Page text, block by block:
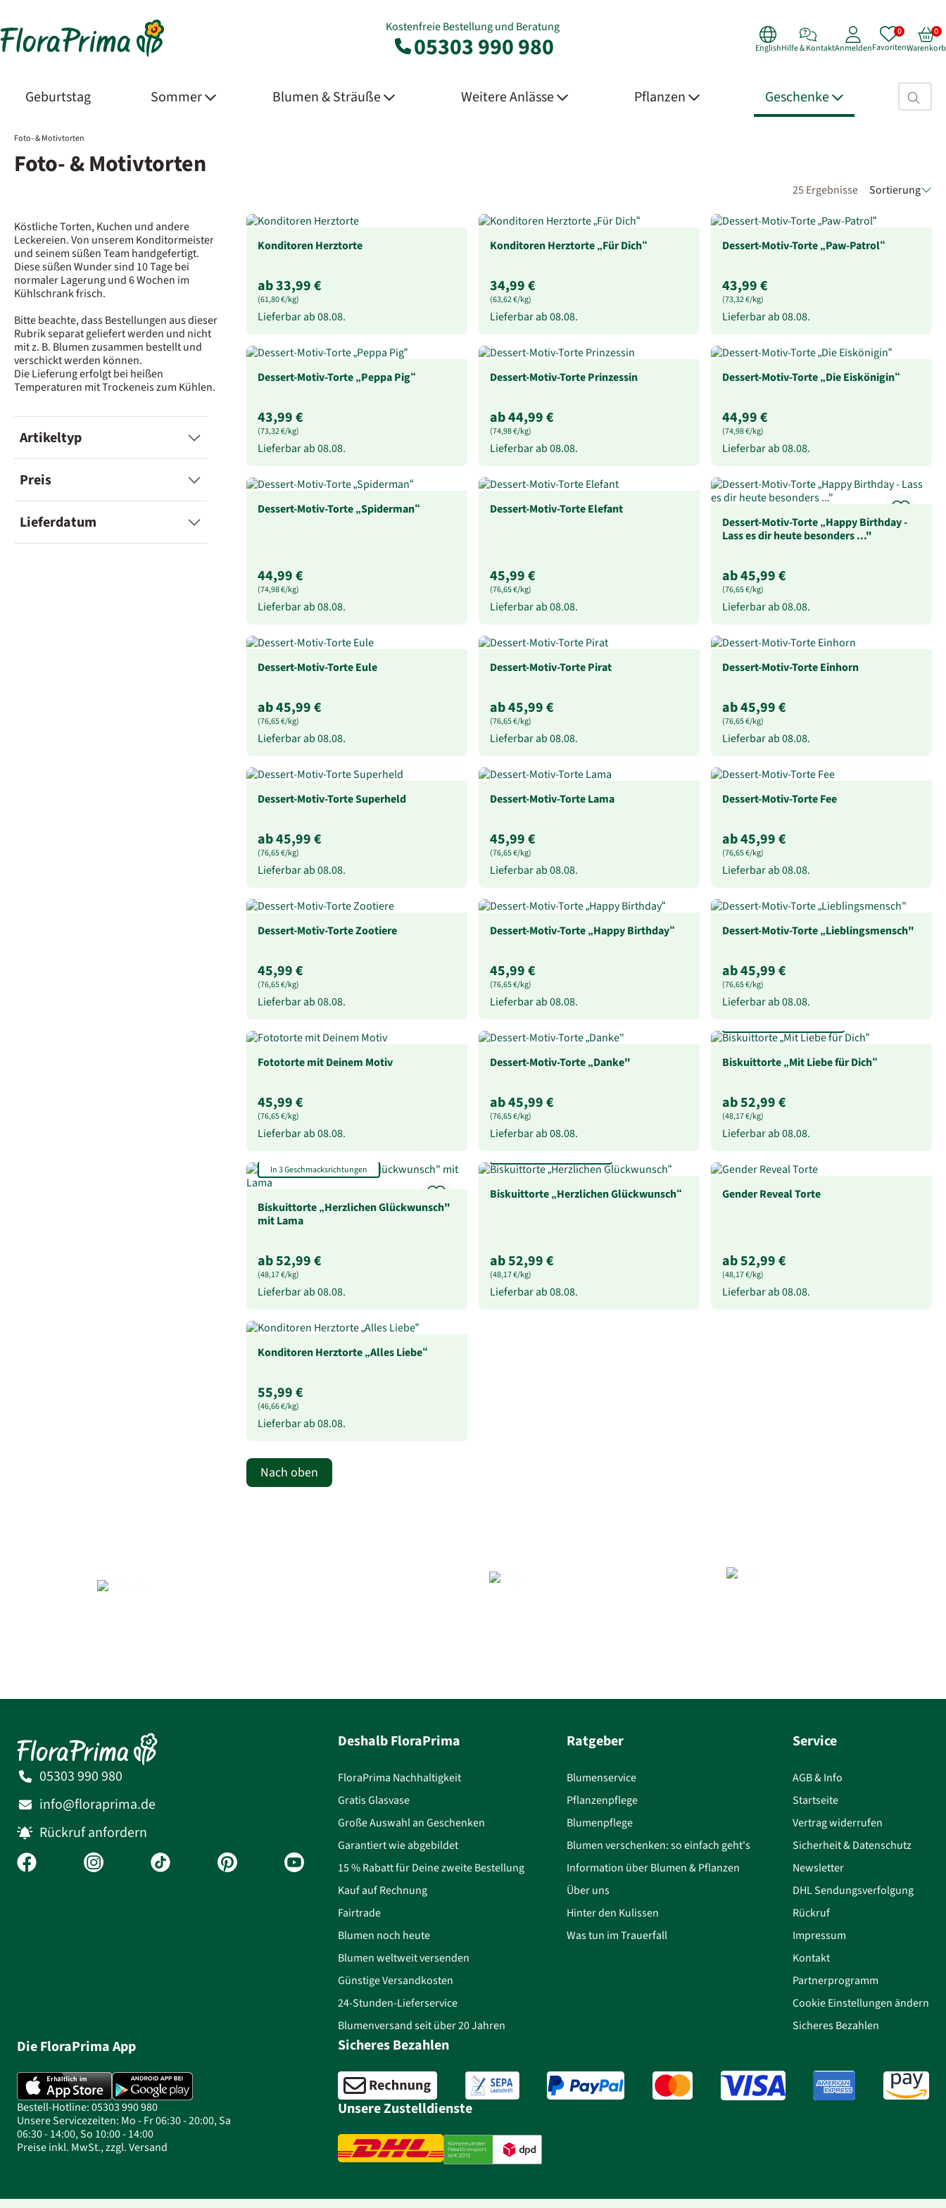
Kostenfreie Bestellung und Beratung
05303 990 980 EnglishHilfe & KontaktAnmeldenFavoritenWarenkorb
Geburtstag Sommer Blumen & Sträuße Weitere Anlässe Pflanzen Geschenke Suchfeld>
Foto- & Motivtorten
Foto- & Motivtorten
25 Ergebnisse Sortierung
Köstliche Torten, Kuchen und andere
Leckereien. Von unserem Konditormeister
und seinem süßen Team handgefertigt.
Diese süßen Wunder sind 10 Tage bei
normaler Lagerung und 6 Wochen im
Kühlschrank frisch.
Bitte beachte, dass Bestellungen aus dieser
Rubrik separat geliefert werden und nicht
mit z. B. Blumen zusammen bestellt und
verschickt werden können.
Die Lieferung erfolgt bei heißen
Temperaturen mit Trockeneis zum Kühlen.
Artikeltyp
Preis
Lieferdatum
Konditoren Herztorte
ab 33,99 €
(61,80 €/kg)
Lieferbar ab08.08.
Konditoren Herztorte „Für Dich“
34,99 €
(63,62 €/kg)
Lieferbar ab08.08.
Dessert-Motiv-Torte „Paw-Patrol“
43,99 €
(73,32 €/kg)
Lieferbar ab08.08.
Dessert-Motiv-Torte „Peppa Pig“
43,99 €
(73,32 €/kg)
Lieferbar ab08.08.
Dessert-Motiv-Torte Prinzessin
ab 44,99 €
(74,98 €/kg)
Lieferbar ab08.08.
Dessert-Motiv-Torte „Die Eiskönigin“
44,99 €
(74,98 €/kg)
Lieferbar ab08.08.
Dessert-Motiv-Torte „Spiderman“
44,99 €
(74,98 €/kg)
Lieferbar ab08.08.
Dessert-Motiv-Torte Elefant
45,99 €
(76,65 €/kg)
Lieferbar ab08.08.
Dessert-Motiv-Torte „Happy Birthday -
Lass es dir heute besonders ..."
ab 45,99 €
(76,65 €/kg)
Lieferbar ab08.08.
Dessert-Motiv-Torte Eule
ab 45,99 €
(76,65 €/kg)
Lieferbar ab08.08.
Dessert-Motiv-Torte Pirat
ab 45,99 €
(76,65 €/kg)
Lieferbar ab08.08.
Dessert-Motiv-Torte Einhorn
ab 45,99 €
(76,65 €/kg)
Lieferbar ab08.08.
Dessert-Motiv-Torte Superheld
ab 45,99 €
(76,65 €/kg)
Lieferbar ab08.08.
Dessert-Motiv-Torte Lama
45,99 €
(76,65 €/kg)
Lieferbar ab08.08.
Dessert-Motiv-Torte Fee
ab 45,99 €
(76,65 €/kg)
Lieferbar ab08.08.
Dessert-Motiv-Torte Zootiere
45,99 €
(76,65 €/kg)
Lieferbar ab08.08.
Dessert-Motiv-Torte „Happy Birthday“
45,99 €
(76,65 €/kg)
Lieferbar ab08.08.
Dessert-Motiv-Torte „Lieblingsmensch"
ab 45,99 €
(76,65 €/kg)
Lieferbar ab08.08.
Fototorte mit Deinem Motiv
45,99 €
(76,65 €/kg)
Lieferbar ab08.08.
Dessert-Motiv-Torte „Danke"
ab 45,99 €
(76,65 €/kg)
Lieferbar ab08.08.
Biskuittorte „Mit Liebe für Dich“
ab 52,99 €
(48,17 €/kg)
Lieferbar ab08.08.
In 3 Geschmacksrichtungen
Biskuittorte „Herzlichen Glückwunsch"
mit Lama
ab 52,99 €
(48,17 €/kg)
Lieferbar ab08.08.
Biskuittorte „Herzlichen Glückwunsch“
ab 52,99 €
(48,17 €/kg)
Lieferbar ab08.08.
Gender Reveal Torte
ab 52,99 €
(48,17 €/kg)
Lieferbar ab08.08.
Konditoren Herztorte „Alles Liebe“
55,99 €
(46,66 €/kg)
Lieferbar ab08.08.
Nach oben
05303 990 980
info@floraprima.de
Rückruf anfordern
Die FloraPrima App
Bestell-Hotline: 05303 990 980
Unsere Servicezeiten: Mo - Fr 06:30 - 20:00, Sa
06:30 - 14:00, So 10:00 - 14:00
Preise inkl. MwSt., zzgl. Versand
Deshalb FloraPrima
FloraPrima Nachhaltigkeit
Gratis Glasvase
Große Auswahl an Geschenken
Garantiert wie abgebildet
15 % Rabatt für Deine zweite Bestellung
Kauf auf Rechnung
Fairtrade
Blumen noch heute
Blumen weltweit versenden
Günstige Versandkosten
24-Stunden-Lieferservice
Blumenversand seit über 20 Jahren
Ratgeber
Blumenservice
Pflanzenpflege
Blumenpflege
Blumen verschenken: so einfach geht's
Information über Blumen & Pflanzen
Über uns
Hinter den Kulissen
Was tun im Trauerfall
Service
AGB & Info
Startseite
Vertrag widerrufen
Sicherheit & Datenschutz
Newsletter
DHL Sendungsverfolgung
Rückruf
Impressum
Kontakt
Partnerprogramm
Cookie Einstellungen ändern
Sicheres Bezahlen
Sicheres Bezahlen
Unsere Zustelldienste